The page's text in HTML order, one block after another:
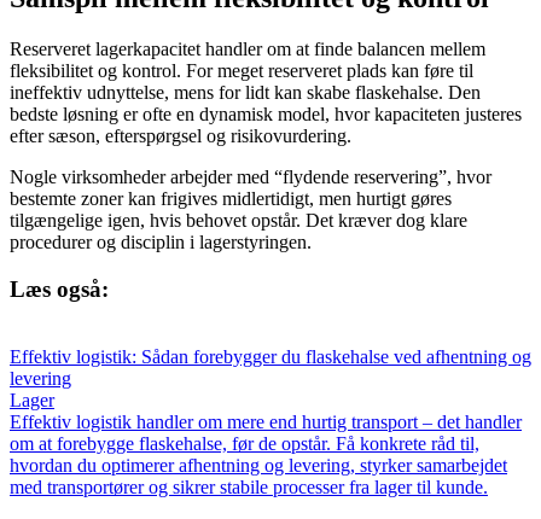
Reserveret lagerkapacitet handler om at finde balancen mellem
fleksibilitet og kontrol. For meget reserveret plads kan føre til
ineffektiv udnyttelse, mens for lidt kan skabe flaskehalse. Den
bedste løsning er ofte en dynamisk model, hvor kapaciteten justeres
efter sæson, efterspørgsel og risikovurdering.
Nogle virksomheder arbejder med “flydende reservering”, hvor
bestemte zoner kan frigives midlertidigt, men hurtigt gøres
tilgængelige igen, hvis behovet opstår. Det kræver dog klare
procedurer og disciplin i lagerstyringen.
Læs også:
Effektiv logistik: Sådan forebygger du flaskehalse ved afhentning og
levering
Lager
Effektiv logistik handler om mere end hurtig transport – det handler
om at forebygge flaskehalse, før de opstår. Få konkrete råd til,
hvordan du optimerer afhentning og levering, styrker samarbejdet
med transportører og sikrer stabile processer fra lager til kunde.